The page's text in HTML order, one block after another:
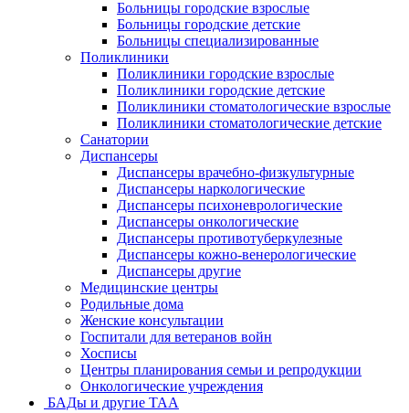
Больницы городские взрослые
Больницы городские детские
Больницы специализированные
Поликлиники
Поликлиники городские взрослые
Поликлиники городские детские
Поликлиники стоматологические взрослые
Поликлиники стоматологические детские
Санатории
Диспансеры
Диспансеры врачебно-физкультурные
Диспансеры наркологические
Диспансеры психоневрологические
Диспансеры онкологические
Диспансеры противотуберкулезные
Диспансеры кожно-венерологические
Диспансеры другие
Медицинские центры
Родильные дома
Женские консультации
Госпитали для ветеранов войн
Хосписы
Центры планирования семьи и репродукции
Онкологические учреждения
БАДы и другие ТАА